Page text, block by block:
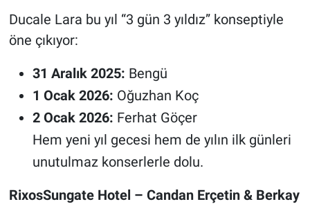
Ducale Lara bu yıl “3 gün 3 yıldız” konseptiyle
öne çıkıyor:
31 Aralık 2025: Bengü
1 Ocak 2026: Oğuzhan Koç
2 Ocak 2026: Ferhat Göçer
Hem yeni yıl gecesi hem de yılın ilk günleri
unutulmaz konserlerle dolu.
RixosSungate Hotel – Candan Erçetin & Berkay